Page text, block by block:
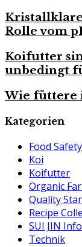
Rolle vom
Koifutter
unbedingt
Wie füttere
Kategorien
Food Safety
Koi
Koifutter
Organic
Quality
Recipe
SUI JIN Info
Technik